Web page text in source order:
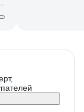
Короче
покупке